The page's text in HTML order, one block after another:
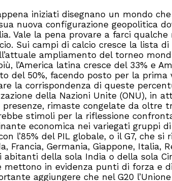
iniziati disegnano un mondo
nuova configurazione geopolitica
Vale la pena provare a farci
Sui campi di calcio cresce la lista
ampliamento del torneo
l’America latina cresce del 33% e
del 50%, facendo posto per la prima
la corrispondenza di queste
della Nazioni Unite (ONU), in
rimaste congelate da oltre
stimoli per la riflessione
economica nei variegati gruppi
l’85% del PIL globale, o il G7, che
Francia, Germania, Giappone,
abitanti della sola India o della sola
mettono in evidenza punti di forza e
aggiungere che nel G20